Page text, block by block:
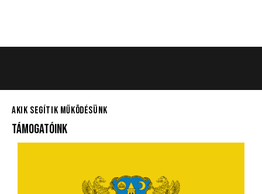
AKIK SEGÍTIK MŰKÖDÉSÜNK
TÁMOGATÓINK